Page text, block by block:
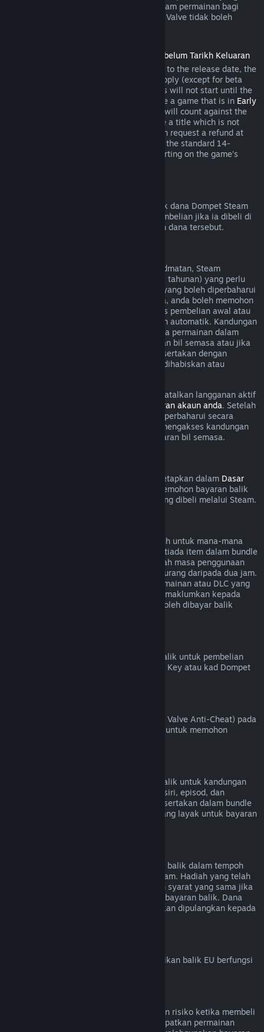
anda bakal beli. Jika tidak, pembelian dalam permainan bagi
permainan yang bukan dibangunkan oleh Valve tidak boleh
Bayaran Balik untuk Tajuk yang Dibeli Sebelum Tarikh Keluaran
When you purchase a title on Steam prior to the release date, the
two-hour playtime limit for refunds will apply (except for beta
testing), but the 14-day period for refunds will not start until the
release date. For example, if you purchase a game that is in Early
, any playtime will count against the
two-hour refund limit. If you pre-purchase a title which is not
playable prior to the release date, you can request a refund at
any time prior to release of that title, and the standard 14-
day/two-hour refund period will apply starting on the game’s
Anda boleh memohon bayaran balik untuk dana Dompet Steam
dalam masa empat belas hari selepas pembelian jika ia dibeli di
Steam dan jika anda belum menggunakan dana tersebut.
Untuk sesetengah kandungan dan perkhidmatan, Steam
menawarkan akses berkala (cth. bulanan, tahunan) yang perlu
dibayar secara berulang. Jika langganan yang boleh diperbaharui
tidak digunakan dalam kitaran bil semasa, anda boleh memohon
bayaran balik dalam masa 48 jam selepas pembelian awal atau
dalam masa 48 jam selepas pembaharuan automatik. Kandungan
dianggap telah digunakan jika mana-mana permainan dalam
langganan telah dimainkan semasa kitaran bil semasa atau jika
mana-mana faedah atau diskaun yang disertakan dengan
langganan telah digunakan, diubah suai, dihabiskan atau
Harap maklum bahawa anda boleh membatalkan langganan aktif
butiran akaun anda. Setelah
dibatalkan, langganan anda tidak akan diperbaharui secara
automatik lagi, tetapi anda masih boleh mengakses kandungan
dan faedah langganan sehingga akhir kitaran bil semasa.
Dalam tempoh masa dan proses yang ditetapkan dalam Dasar
, anda boleh memohon bayaran balik
untuk perkakasan dan aksesori Steam yang dibeli melalui Steam.
Anda boleh menerima bayaran balik penuh untuk mana-mana
bundle yang dibeli di Steam Store, selagi tiada item dalam bundle
tersebut telah dipindahkan, dan jika jumlah masa penggunaan
untuk semua item dalam bundle adalah kurang daripada dua jam.
Jika bundle mengandungi item dalam permainan atau DLC yang
tidak boleh dibayar balik, Steam akan memaklumkan kepada
anda sama ada seluruh bundle tersebut boleh dibayar balik
Valve tidak dapat memberikan bayaran balik untuk pembelian
yang dibuat di luar Steam (contohnya, CD Key atau kad Dompet
Jika anda telah dilarang oleh VAC (sistem Valve Anti-Cheat) pada
sesuatu permainan, anda kehilangan hak untuk memohon
Kami tidak dapat menawarkan bayaran balik untuk kandungan
video di Steam (cth. filem, video pendek, siri, episod, dan
tutorial), melainkan jika video tersebut disertakan dalam bundle
bersama kandungan lain (bukan video) yang layak untuk bayaran
Hadiah yang belum ditebus boleh dibayar balik dalam tempoh
bayaran balik standard iaitu 14 hari/dua jam. Hadiah yang telah
ditebus juga boleh dibayar balik di bawah syarat yang sama jika
penerima hadiah memulakan permintaan bayaran balik. Dana
yang digunakan untuk membeli hadiah akan dipulangkan kepada
Untuk penjelasan tentang cara hak penarikan balik EU berfungsi
Bayaran balik direka untuk menghapuskan risiko ketika membeli
tajuk di Steam – bukan cara untuk mendapatkan permainan